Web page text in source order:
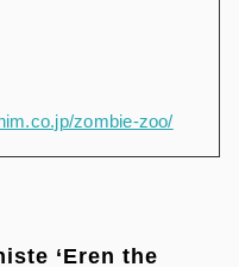
zombie-zoo/
‘Eren the